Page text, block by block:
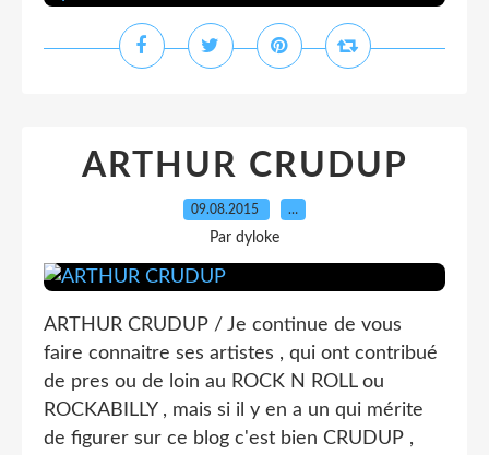
ARTHUR CRUDUP
09.08.2015 …
Par dyloke
ARTHUR CRUDUP / Je continue de vous
faire connaitre ses artistes , qui ont contribué
de pres ou de loin au ROCK N ROLL ou
ROCKABILLY , mais si il y en a un qui mérite
de figurer sur ce blog c'est bien CRUDUP ,